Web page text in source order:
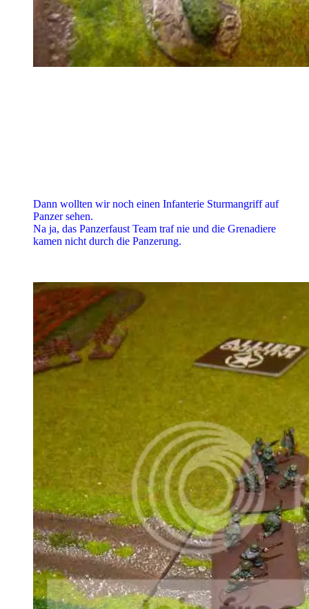
Dann wollten wir noch einen Infanterie Sturmangriff auf
Panzer sehen.
Na ja, das Panzerfaust Team traf nie und die Grenadiere
kamen nicht durch die Panzerung.